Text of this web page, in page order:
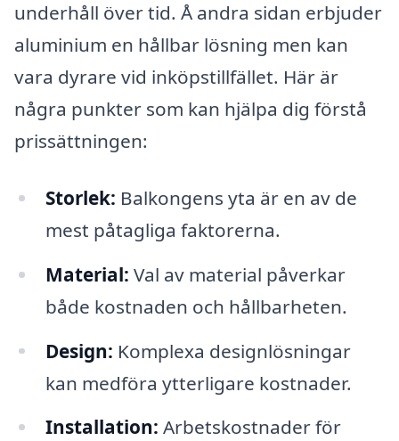
underhåll över tid. Å andra sidan erbjuder
aluminium en hållbar lösning men kan
vara dyrare vid inköpstillfället. Här är
några punkter som kan hjälpa dig förstå
prissättningen:
Storlek: Balkongens yta är en av de
mest påtagliga faktorerna.
Material: Val av material påverkar
både kostnaden och hållbarheten.
Design: Komplexa designlösningar
kan medföra ytterligare kostnader.
Installation: Arbetskostnader för